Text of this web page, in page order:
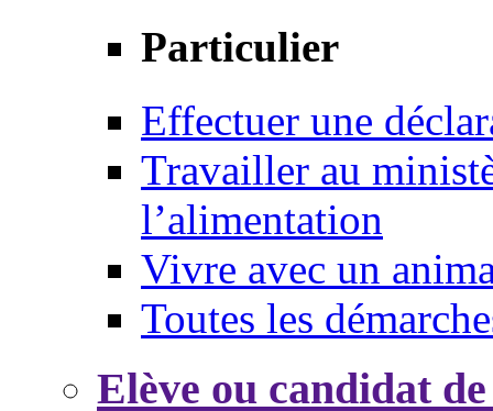
Particulier
Effectuer une
Travailler au
l’alimentation
Vivre avec un
Toutes les
Elève ou candidat